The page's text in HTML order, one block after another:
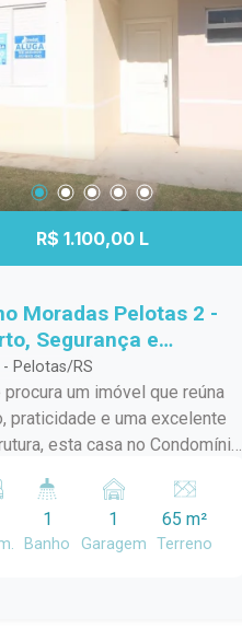
R$ 1.100,00 L
Moradas Pelotas 2 -
Segurança e
de Vida
Pelotas/RS
procura um imóvel que reúna
praticidade e uma excelente
esta casa no Condomínio
Ideal para quem deseja viver
segurança e fácil
aos principais serviços da
1
Banho
1
Garagem
65 m²
Terreno